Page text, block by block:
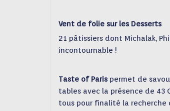
Vent de folie sur les Desserts
21 pâtissiers dont Michalak,
incontournable !
Taste of Paris permet de
tables avec la présence de
tous pour finalité la recherche